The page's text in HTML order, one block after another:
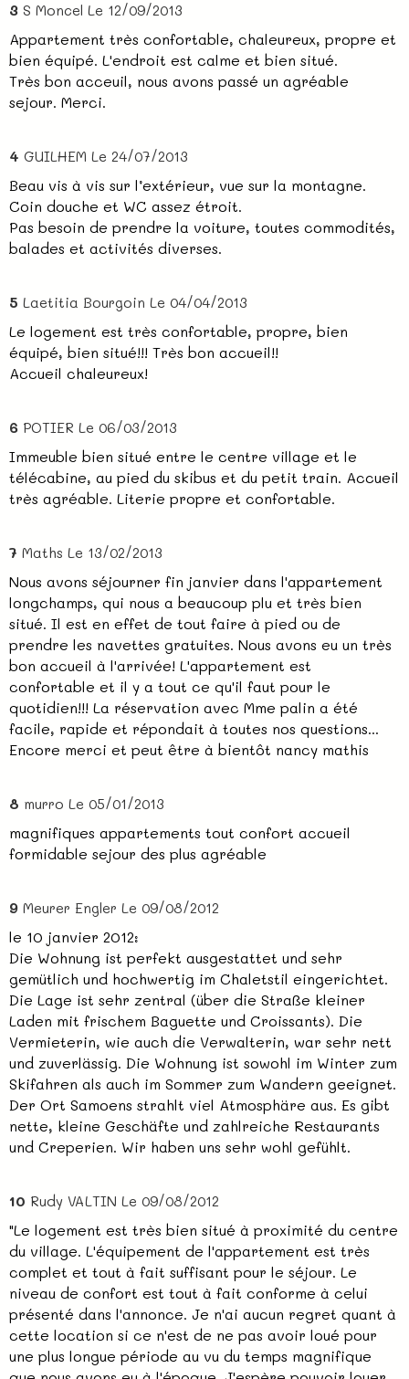
3 S Moncel Le 12/09/2013
Appartement très confortable, chaleureux, propre et
bien équipé. L'endroit est calme et bien situé.
Très bon acceuil, nous avons passé un agréable
sejour. Merci.
4 GUILHEM Le 24/07/2013
Beau vis à vis sur l’extérieur, vue sur la montagne.
Coin douche et WC assez étroit.
Pas besoin de prendre la voiture, toutes commodités,
balades et activités diverses.
5 Laetitia Bourgoin Le 04/04/2013
Le logement est très confortable, propre, bien
équipé, bien situé!!! Très bon accueil!!
Accueil chaleureux!
6 POTIER Le 06/03/2013
Immeuble bien situé entre le centre village et le
télécabine, au pied du skibus et du petit train. Accueil
très agréable. Literie propre et confortable.
7 Maths Le 13/02/2013
Nous avons séjourner fin janvier dans l'appartement
longchamps, qui nous a beaucoup plu et très bien
situé. Il est en effet de tout faire à pied ou de
prendre les navettes gratuites. Nous avons eu un très
bon accueil à l'arrivée! L'appartement est
confortable et il y a tout ce qu'il faut pour le
quotidien!!! La réservation avec Mme palin a été
facile, rapide et répondait à toutes nos questions...
Encore merci et peut être à bientôt nancy mathis
8 murro Le 05/01/2013
magnifiques appartements tout confort accueil
formidable sejour des plus agréable
9 Meurer Engler Le 09/08/2012
le 10 janvier 2012:
Die Wohnung ist perfekt ausgestattet und sehr
gemütlich und hochwertig im Chaletstil eingerichtet.
Die Lage ist sehr zentral (über die Straße kleiner
Laden mit frischem Baguette und Croissants). Die
Vermieterin, wie auch die Verwalterin, war sehr nett
und zuverlässig. Die Wohnung ist sowohl im Winter zum
Skifahren als auch im Sommer zum Wandern geeignet.
Der Ort Samoens strahlt viel Atmosphäre aus. Es gibt
nette, kleine Geschäfte und zahlreiche Restaurants
und Creperien. Wir haben uns sehr wohl gefühlt.
10 Rudy VALTIN Le 09/08/2012
"Le logement est très bien situé à proximité du centre
du village. L'équipement de l'appartement est très
complet et tout à fait suffisant pour le séjour. Le
niveau de confort est tout à fait conforme à celui
présenté dans l'annonce. Je n'ai aucun regret quant à
cette location si ce n'est de ne pas avoir loué pour
une plus longue période au vu du temps magnifique